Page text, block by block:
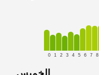
0 1 2 3 4 5 6 7 8